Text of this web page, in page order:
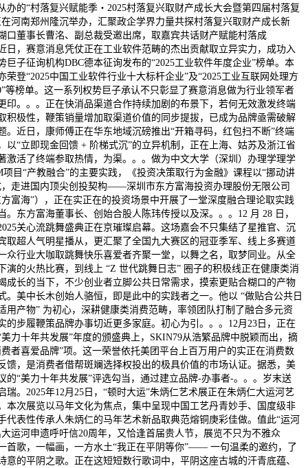
办的“村落复兴赋能季・2025村落复兴取财产成长大会暨第四届村落复
河南郑州隆沉举办，汇聚政企学界力量共探村落复兴取财产成长新
口董事长曹洺、副总裁受邀出席，取嘉宾共话财产赋能村落成
日，赛意消息凭仗正在工业软件范畴的杰出贡献取立异实力，成功入
巨子征询机构DBC德本征询发布的“2025工业软件年度企业”榜单。本
荣登“2025中国工业软件行业十大标杆企业”及“2025工业互联网处理方
等榜单。这一系列权势巨子承认不只彰显了赛意消息做为行业领军者
印。。。正在快消品渠道合作持续加剧的布景下，若何无效激发终端
积极性，鞭策销量增加取渠道价值的同步提拔，已成为品牌亟需破解
。近日，康师傅正在华东地域沉磅推出“开箱寻码，红包扫不断”终端
以“立即现金回馈 + 阶梯式沉”的立异机制，正在上海、姑苏及浙江省
激活了终端参取热情，为渠。。。做为中文大学（深圳）办理学理学
项目“产教融合”的主要实践，《投资决策取行为金融》课程以“挪动讲
，走进国内顶尖创投契构——深圳市东方富海投资办理股份无限公司
富海”），正在实正在的投资场景中开展了一堂深度融合理论取实践
。东方富海董事长、创始合股人陈玮传授以及深。。。12 月 28 日，
关心流跳舞盛典正在京璀璨启幕。这场嘉会不只集结了星推官、沉
取超人气明星播从，更汇聚了全国九大赛区的冠亚季军、线上多赛道
众行业大咖取跳舞快乐喜爱者齐聚一堂，以舞之名，取梦同业。从全
演的火热比赛，到线上 “Z 世代跳舞日志” 圈子的积极线正在健康类消
成长的当下，不少创业者立脚公共日常需求，摸索更贴合糊口的产物
。美中长木创始人骆恒，即是此中的实践者之一。他以 “做贴合公共日
用产物” 为初心，深耕健康类消费范畴，率领团队打制了融合多元资
的步履鞭策品牌办事切近更多家庭。初心为引。。。12月23日，正在
力十年共发展”年度的颁盛典上，SKIN79从浩繁品牌中脱颖而出，摘
者喜爱品牌”项。这一荣誉依托美团平台上百万用户的实正在消费数
馈，是消费者借帮斑斓选择权投出的极具价值的市场认证。据悉，美
的“美力十年共发展”评选勾当，通过建立品牌-办事者-。。。岁末送
瑞。2025年12月25日，“顿时大运”朱炳仁艺术展正在朱炳仁大运河艺
本次展览以马年文化为焦点，集中呈现中国工艺丹青妙手、国度级非
代表性传承人朱炳仁的马年艺术新品取典范熔铜庚彩佳做。值此“运河
运河申遗呼吁信20周年，又恰逢首届贵人节，展览不只为不雅众
首歌，一幅画，一方水土“我正在平阴等你”—— 一句温柔的邀约，了
意的平阴之歌。正在这短短数行歌词中，平阴这座古城的汗青底蕴、